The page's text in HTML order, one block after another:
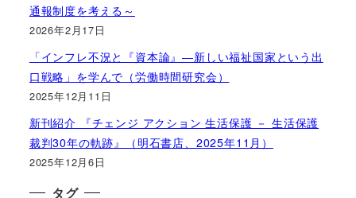
通報制度を考える～
2026年2月17日
「インフレ不況と『資本論』―新しい福祉国家という出
口戦略」を学んで（労働時間研究会）
2025年12月11日
新刊紹介 『チェンジ アクション 生活保護 － 生活保護
裁判30年の軌跡』（明石書店、2025年11月）
2025年12月6日
タグ